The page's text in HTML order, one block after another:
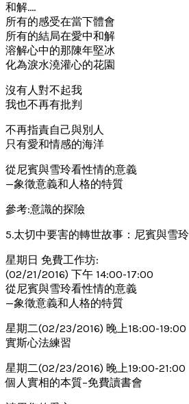
和解….
所有的感受在當下體會
所有的結局在愛中和解
溶解心中的那陳年堅冰
化為淚水澆灌心的花園
沒有人對不起我
我也不再有批判
不再指責自己與別人
只有愛和情感的海洋
從尼賓與雪玲看性情的意義
—象徵意義和人格的特質
參考:意識的探險
5.太切中要害的轉世故事：尼賓與雪玲
星期日 免費工作坊:
(02/21/2016) 下午 14:00-17:00
從尼賓與雪玲看性情的意義
—象徵意義和人格的特質
星期二(02/23/2016) 晚上18:00-19:00
實斯心法練習
星期二(02/23/2016) 晚上19:00-21:00
個人實相的本質–免費讀書會